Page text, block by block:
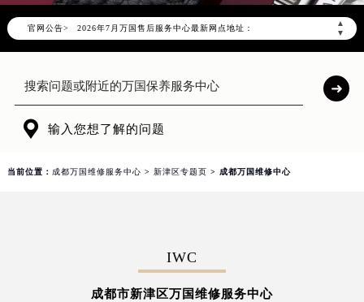
官网公告>
▲
▼
2026年7月成都市万国官方售后客户服务热线：400-992-7093
2026年7月万国售后服务中心最新网点地址：
成都市锦江区人民东路6号SAC东原中心写字楼24层2406B室（需提前预约）
 输入您想了解的问题
当前位置： 成都万国维修服务中心 > 新津区专题页 > 成都万国维修中心
IWC
成都市新津区万国维修服务中心